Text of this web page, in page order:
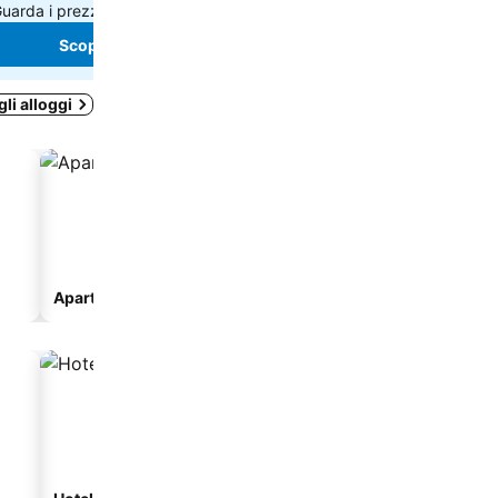
i prezzi di
Scopri i prezzi
alloggi
Aparthotel